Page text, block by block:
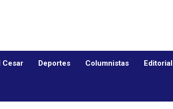
Cesar Deportes Columnistas Editorial